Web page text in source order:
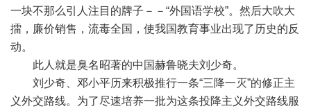
一块不那么引人注目的牌子－－“外国语学校”。然后大吹大
擂，廉价销售，流毒全国，使我国教育事业出现了历史的反
动。
此人就是臭名昭著的中国赫鲁晓夫刘少奇。
刘少奇、邓小平历来积极推行一条“三降一灭”的修正主
义外交路线。为了尽速培养一批为这条投降主义外交路线服